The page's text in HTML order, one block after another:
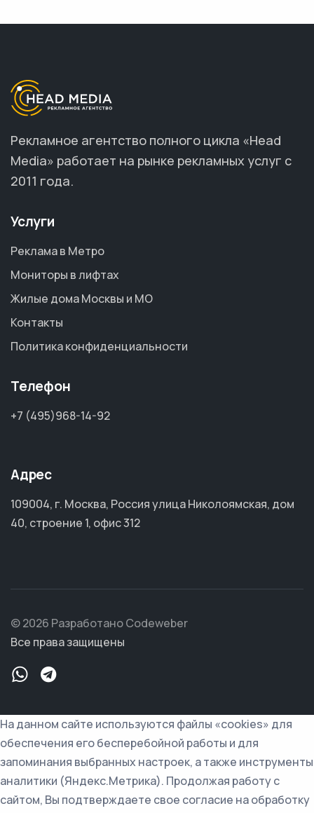
Рекламное агентство полного цикла «Head
Media» работает на рынке рекламных услуг с
2011 года.
Услуги
Реклама в Метро
Мониторы в лифтах
Жилые дома Москвы и МО
Контакты
Политика конфиденциальности
Телефон
+7 (495)968-14-92
Адрес
109004, г. Москва, Россия улица Николоямская, дом
40, строение 1, офис 312
© 2026 Разработано Codeweber
Все права защищены
На данном сайте используются файлы «cookies» для
обеспечения его бесперебойной работы и для
запоминания выбранных настроек, а также инструменты
аналитики (Яндекс.Метрика). Продолжая работу с
сайтом, Вы подтверждаете свое согласие на обработку